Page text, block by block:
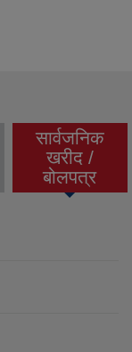
सार्वजनिक
खरीद /
बोलपत्र
(active tab)